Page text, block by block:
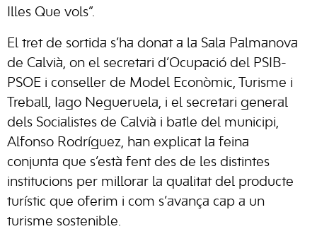
Illes Que vols”.
El tret de sortida s’ha donat a la Sala Palmanova
de Calvià, on el secretari d’Ocupació del PSIB-
PSOE i conseller de Model Econòmic, Turisme i
Treball, Iago Negueruela, i el secretari general
dels Socialistes de Calvià i batle del municipi,
Alfonso Rodríguez, han explicat la feina
conjunta que s’està fent des de les distintes
institucions per millorar la qualitat del producte
turístic que oferim i com s’avança cap a un
turisme sostenible.